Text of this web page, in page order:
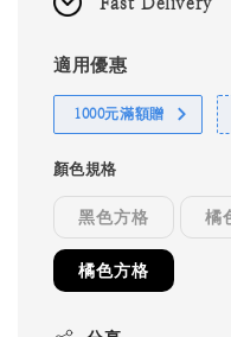
適用優惠
1000元滿額贈
顏色規格
黑色方格 橘
橘色方格